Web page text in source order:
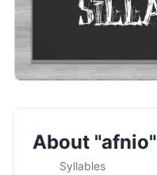
About "afnio"
Syllables